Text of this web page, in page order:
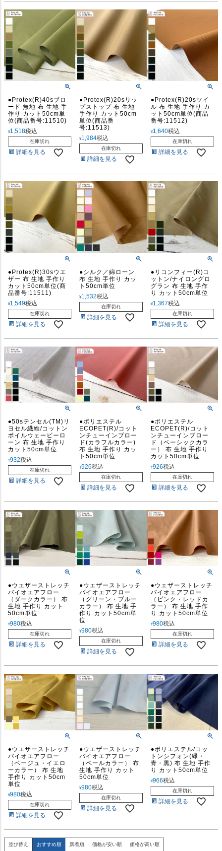
●Protex(R)40sブロ
ード 無地 布 生地 手
作り カット50cm単
位(商品番号:11510)
¥1,518税込
在庫切れ
詳細を見る
●Protex(R)20sリッ
プストップ 布 生地
手作り カット50cm
単位(商品番
号:11513)
¥1,984税込
在庫切れ
詳細を見る
●Protex(R)20sツイ
ル 布 生地 手作り カ
ット50cm単位(商品
番号:11512)
¥1,640税込
在庫切れ
詳細を見る
●Protex(R)30sウエ
ザー 布 生地 手作り
カット50cm単位(商
品番号:11511)
¥1,549税込
在庫切れ
詳細を見る
●シルク／綿ローン
布 生地 手作り カッ
ト50cm単位
¥1,532税込
在庫切れ
詳細を見る
●リコンフィー(R)コ
ットン/ナイロングロ
グラン 布 生地 手作
り カット50cm単位
¥1,367税込
在庫切れ
詳細を見る
●50sテンセル(TM)リ
ヨセル繊維/コットン
ボイルウェービーロ
ーン 布 生地 手作り
カット50cm単位
¥932税込
在庫切れ
詳細を見る
●ポリエステル
ECOPET(R)/コット
ンチューインブロー
ド(カラフルカラー)
布 生地 手作り カッ
ト50cm単位
¥926税込
在庫切れ
詳細を見る
●ポリエステル
ECOPET(R)/コット
ンチューインブロー
ド（ベーシックカラ
ー） 布 生地 手作り
カット50cm単位
¥926税込
在庫切れ
詳細を見る
●ウエザーストレッチ
バイオエアフロー
（ダークカラー） 布
生地 手作り カット
50cm単位
¥980税込
在庫切れ
詳細を見る
●ウエザーストレッチ
バイオエアフロー
（グリーン・ブルー
カラー） 布 生地 手
作り カット50cm単
位
¥980税込
在庫切れ
詳細を見る
●ウエザーストレッチ
バイオエアフロー
（ピンク・レッドカ
ラー） 布 生地 手作
り カット50cm単位
¥980税込
在庫切れ
詳細を見る
●ウエザーストレッチ
バイオエアフロー
（ベージュ・イエロ
ーカラー） 布 生地
手作り カット50cm
単位
¥980税込
在庫切れ
詳細を見る
●ウエザーストレッチ
バイオエアフロー
（ペールカラー） 布
生地 手作り カット
50cm単位
¥980税込
在庫切れ
詳細を見る
●ポリエステル/コッ
トンシフォン(緑・
青・黒) 布 生地 手作
り カット50cm単位
¥966税込
在庫切れ
詳細を見る
並び替え おすすめ順 新着順 価格が安い順 価格が高い順